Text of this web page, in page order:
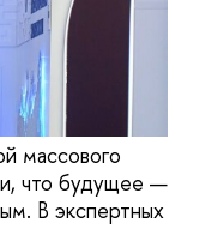
массового
что будущее —
В экспертных